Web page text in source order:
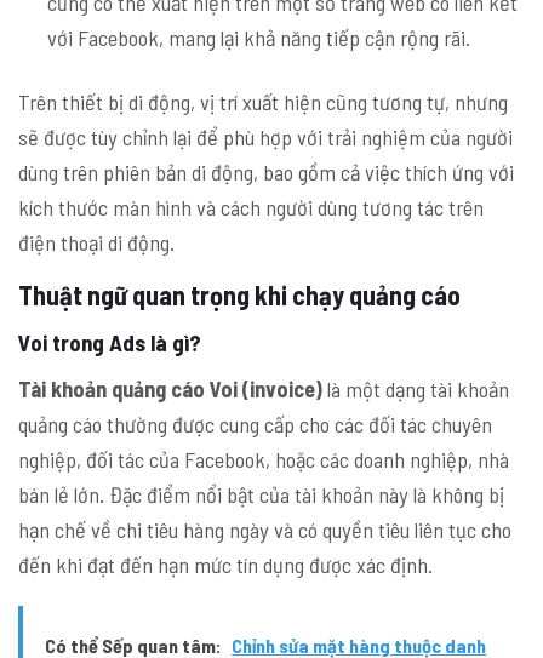
với Facebook, mang lại khả năng tiếp cận rộng rãi.
Trên thiết bị di động, vị trí xuất hiện cũng tương tự, nhưng
sẽ được tùy chỉnh lại để phù hợp với trải nghiệm của người
dùng trên phiên bản di động, bao gồm cả việc thích ứng với
kích thước màn hình và cách người dùng tương tác trên
điện thoại di động.
Thuật ngữ quan trọng khi chạy quảng cáo
Voi trong Ads là gì?
Tài khoản quảng cáo Voi (invoice)là một dạng tài khoản
quảng cáo thường được cung cấp cho các đối tác chuyên
nghiệp, đối tác của Facebook, hoặc các doanh nghiệp, nhà
bán lẻ lớn. Đặc điểm nổi bật của tài khoản này là không bị
hạn chế về chi tiêu hàng ngày và có quyền tiêu liên tục cho
đến khi đạt đến hạn mức tín dụng được xác định.
Có thể Sếp quan tâm: Chỉnh sửa mặt hàng thuộc danh